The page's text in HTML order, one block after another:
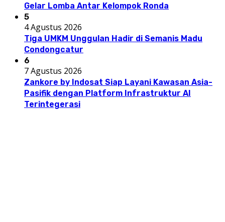
Gelar Lomba Antar Kelompok Ronda
5
4 Agustus 2026
Tiga UMKM Unggulan Hadir di Semanis Madu
Condongcatur
6
7 Agustus 2026
Zankore by Indosat Siap Layani Kawasan Asia-
Pasifik dengan Platform Infrastruktur AI
Terintegerasi